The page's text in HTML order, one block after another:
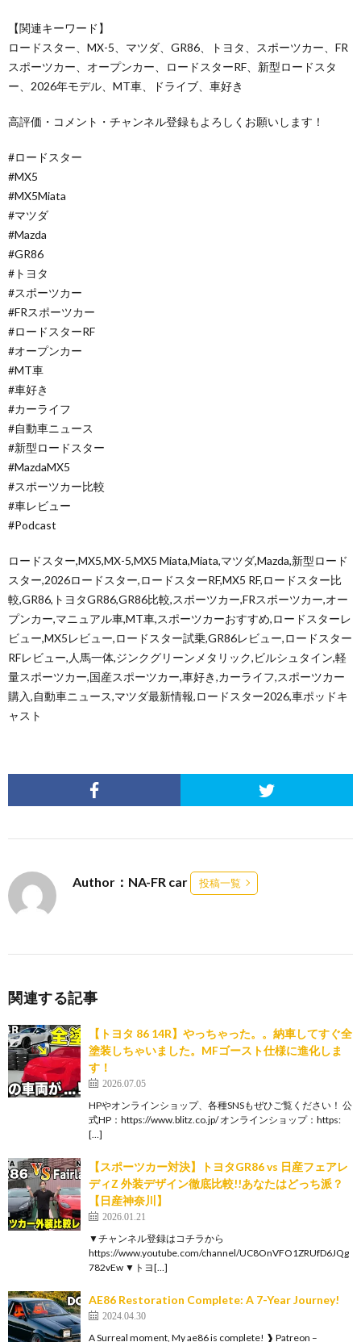
【関連キーワード】
ロードスター、MX-5、マツダ、GR86、トヨタ、スポーツカー、FR
スポーツカー、オープンカー、ロードスターRF、新型ロードスタ
ー、2026年モデル、MT車、ドライブ、車好き
高評価・コメント・チャンネル登録もよろしくお願いします！
#ロードスター
#MX5
#MX5Miata
#マツダ
#Mazda
#GR86
#トヨタ
#スポーツカー
#FRスポーツカー
#ロードスターRF
#オープンカー
#MT車
#車好き
#カーライフ
#自動車ニュース
#新型ロードスター
#MazdaMX5
#スポーツカー比較
#車レビュー
#Podcast
ロードスター,MX5,MX-5,MX5 Miata,Miata,マツダ,Mazda,新型ロード
スター,2026ロードスター,ロードスターRF,MX5 RF,ロードスター比
較,GR86,トヨタGR86,GR86比較,スポーツカー,FRスポーツカー,オー
プンカー,マニュアル車,MT車,スポーツカーおすすめ,ロードスターレ
ビュー,MX5レビュー,ロードスター試乗,GR86レビュー,ロードスター
RFレビュー,人馬一体,ジンクグリーンメタリック,ビルシュタイン,軽
量スポーツカー,国産スポーツカー,車好き,カーライフ,スポーツカー
購入,自動車ニュース,マツダ最新情報,ロードスター2026,車ポッドキ
ャスト
Author：NA-FR car 投稿一覧
関連する記事
【トヨタ 86 14R】やっちゃった。。納車してすぐ全
塗装しちゃいました。MFゴースト仕様に進化しま
す！
2026.07.05
HPやオンラインショップ、各種SNSもぜひご覧ください！ 公
式HP：https://www.blitz.co.jp/ オンラインショップ：https:
[…]
【スポーツカー対決】トヨタGR86 vs 日産フェアレ
ディZ 外装デザイン徹底比較!!あなたはどっち派？
【日産神奈川】
2026.01.21
▼チャンネル登録はコチラから
https://www.youtube.com/channel/UC8OnVFO1ZRUfD6JQg
782vEw ▼トヨ[…]
AE86 Restoration Complete: A 7-Year Journey!
2024.04.30
A Surreal moment, My ae86 is complete! ❱ Patreon –